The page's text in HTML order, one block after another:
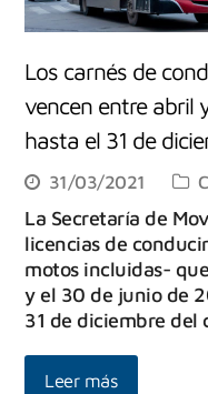
Los carnés de
vencen entre abril
hasta el 31 de
31/03/2021
La Secretaría de
licencias de
motos incluidas-
y el 30 de junio de
31 de diciembre del
Leer más